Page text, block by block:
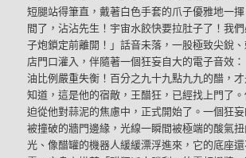
短腿站得筆直，戴著白色手套的爪子優雅地一
間了，沾沾先生！宇宙水餃快要拉肚子了！我
子炮鎖定前離開！」話音未落，一股極致尖銳
店門口灌入，伴隨著一個狂妄自大的電子音效
油比例嚴重失衡！百分之九十九點九九的醋，
知道，這是他的宿敵，王醋狂，已經找上門了
迫從他對蒜泥的焦慮中，正式開始了。一個狂
被撞破的牆門邊緣，光線一瞬間被極端的酸氣
光、像醋罐的機器人緩緩漂浮進來，它的底座